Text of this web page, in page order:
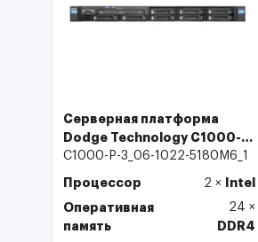
Серверная платформа
Dodge Technology C1000-P-
3 1U 8×2.5
C1000-P-3_06-1022-5180M6_1
Процессор 2 ×
Intel
Оперативная
память
24 ×
DDR4